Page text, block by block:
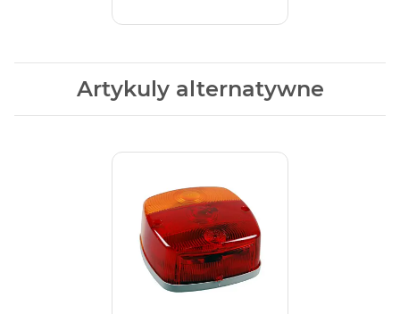
Artykuly alternatywne